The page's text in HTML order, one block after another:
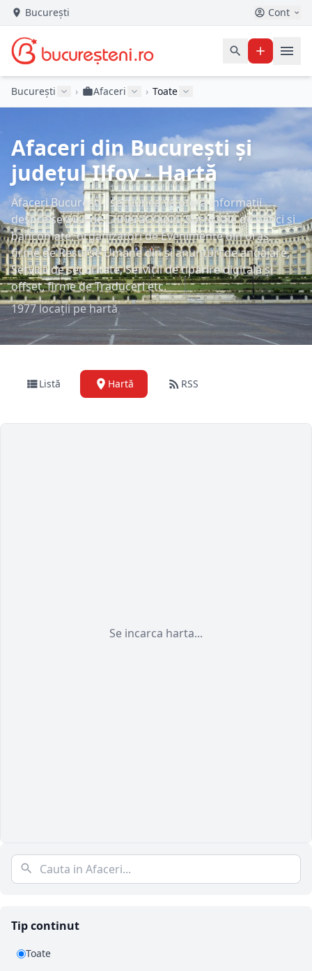
București Cont
București › Afaceri › Toate
Afaceri din București și
județul Ilfov - Hartă
Afaceri București - secțiunea vă oferă informații
despre servicii de Curierat rapid, Sucursale de bănci și
bancomate, organizatori de Evenimente din oraș,
firme de Resurse Umane din și anunțuri de angajare,
Servicii de securitate, Servicii de tipărire digitală și
offset, firme de Traduceri etc.
1977 locații pe hartă
Tip continut
Toate
Listă Hartă RSS
Se incarca harta...